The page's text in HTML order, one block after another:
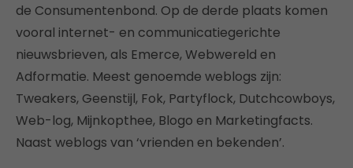
de Consumentenbond. Op de derde plaats komen
vooral internet- en communicatiegerichte
nieuwsbrieven, als Emerce, Webwereld en
Adformatie. Meest genoemde weblogs zijn:
Tweakers, Geenstijl, Fok, Partyflock, Dutchcowboys,
Web-log, Mijnkopthee, Blogo en Marketingfacts.
Naast weblogs van ‘vrienden en bekenden’.